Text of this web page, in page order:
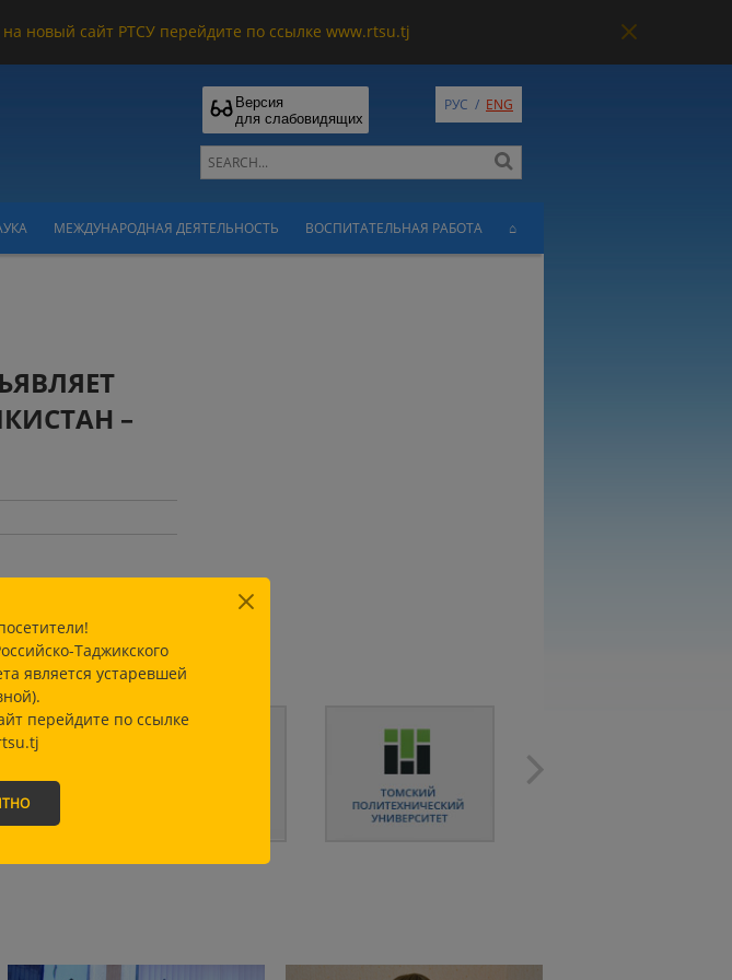
новый сайт РТСУ перейдите по ссылке www.rtsu.tj
Версия
для слабовидящих
РУС / ENG
МЕЖДУНАРОДНАЯ ДЕЯТЕЛЬНОСТЬ ВОСПИТАТЕЛЬНАЯ РАБОТА ⌂
–
Таджикского
является устаревшей
перейдите по ссылке